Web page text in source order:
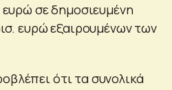
ευρώ σε δημοσιευμένη
ευρώ εξαιρουμένων των
ότι τα συνολικά